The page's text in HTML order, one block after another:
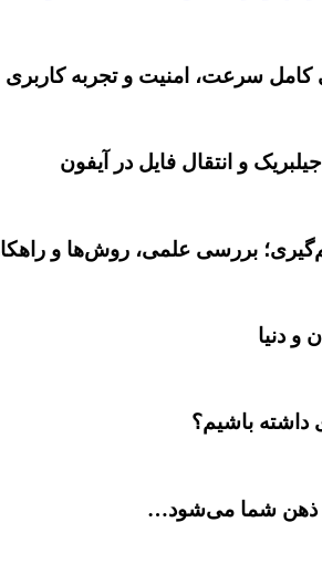
بررسی علمی، روش‌ها و
و دنیا
داشته باشیم؟